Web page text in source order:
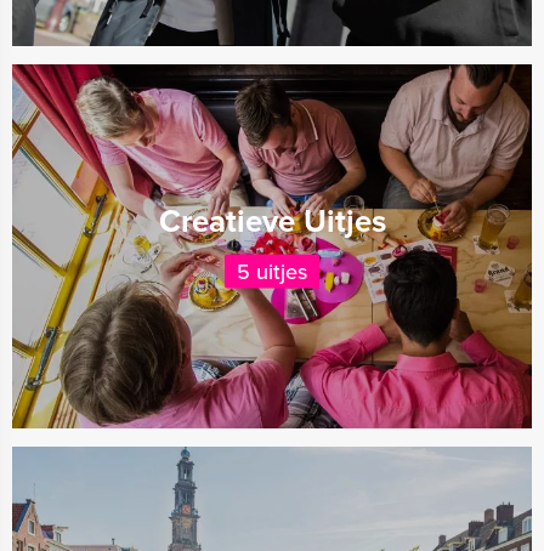
Creatieve Uitjes
5 uitjes